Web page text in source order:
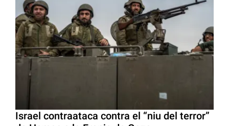
Israel contraataca contra el “niu del terror”